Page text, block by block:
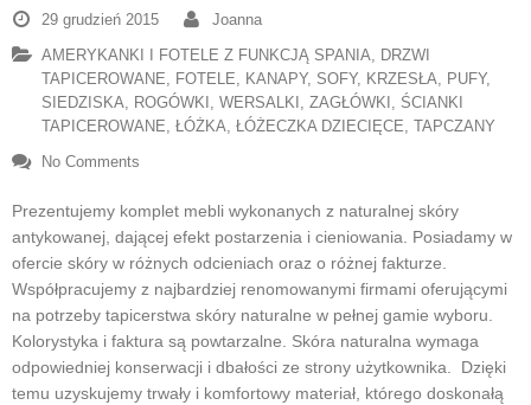
29 grudzień 2015 Joanna
AMERYKANKI I FOTELE Z FUNKCJĄ SPANIA, DRZWI
TAPICEROWANE, FOTELE, KANAPY, SOFY, KRZESŁA, PUFY,
SIEDZISKA, ROGÓWKI, WERSALKI , ZAGŁÓWKI, ŚCIANKI
TAPICEROWANE, ŁÓŻKA, ŁÓŻECZKA DZIECIĘCE, TAPCZANY
No Comments
Prezentujemy komplet mebli wykonanych z naturalnej skóry
antykowanej, dającej efekt postarzenia i cieniowania. Posiadamy w
ofercie skóry w różnych odcieniach oraz o różnej fakturze.
Współpracujemy z najbardziej renomowanymi firmami oferującymi
na potrzeby tapicerstwa skóry naturalne w pełnej gamie wyboru.
Kolorystyka i faktura są powtarzalne. Skóra naturalna wymaga
odpowiedniej konserwacji i dbałości ze strony użytkownika. Dzięki
temu uzyskujemy trwały i komfortowy materiał, którego doskonałą